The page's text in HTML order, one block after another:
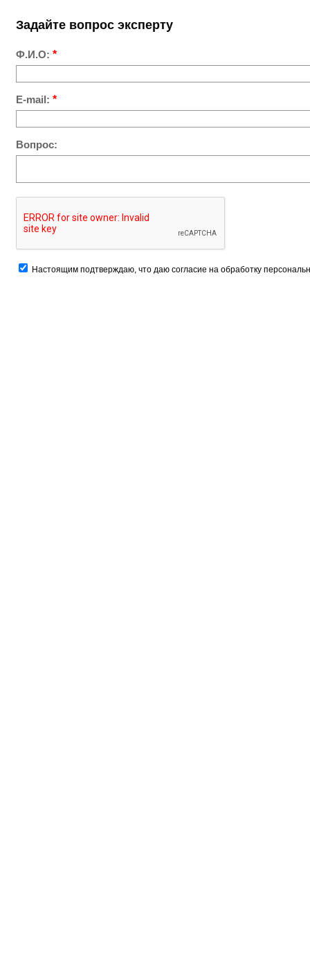
Задайте вопрос эксперту
Ф.И.О: *
E-mail: *
Вопрос:
Настоящим подтверждаю, что даю согласие на обработку